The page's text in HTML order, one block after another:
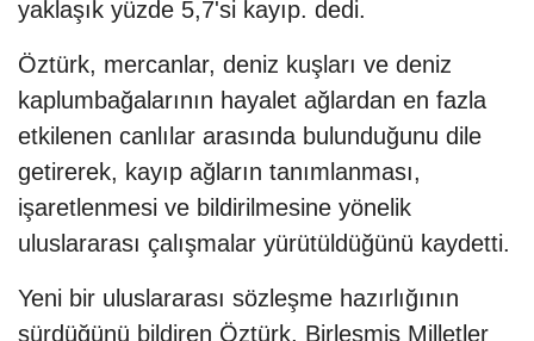
yaklaşık yüzde 5,7'si kayıp. dedi.
Öztürk, mercanlar, deniz kuşları ve deniz
kaplumbağalarının hayalet ağlardan en fazla
etkilenen canlılar arasında bulunduğunu dile
getirerek, kayıp ağların tanımlanması,
işaretlenmesi ve bildirilmesine yönelik
uluslararası çalışmalar yürütüldüğünü kaydetti.
Yeni bir uluslararası sözleşme hazırlığının
sürdüğünü bildiren Öztürk, Birleşmiş Milletler